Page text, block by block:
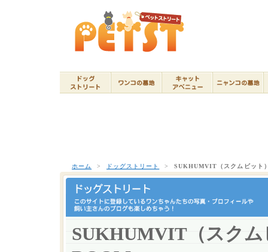
ホーム > ドッグストリート > SUKHUMVIT（スクムビット
SUKHUMVIT（スク